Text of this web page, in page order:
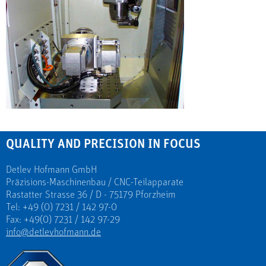
QUALITY AND PRECISION IN FOCUS
Detlev Hofmann GmbH
Präzisions-Maschinenbau / CNC-Teilapparate
Rastatter Strasse 36 / D - 75179 Pforzheim
Tel: +49 (0) 7231 / 142 97-0
Fax: +49(0) 7231 / 142 97-29
info@detlevhofmann.de